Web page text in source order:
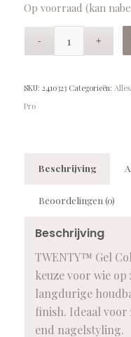
Op voorraad (kan
SKU: 2410323 Categorieën: Alles,
Pro
Beschrijving
Beoordelingen (0)
Beschrijving
TWENTY™ Gel
keuze voor wie
langdurige
finish. Ideaal
end nagelstyling.